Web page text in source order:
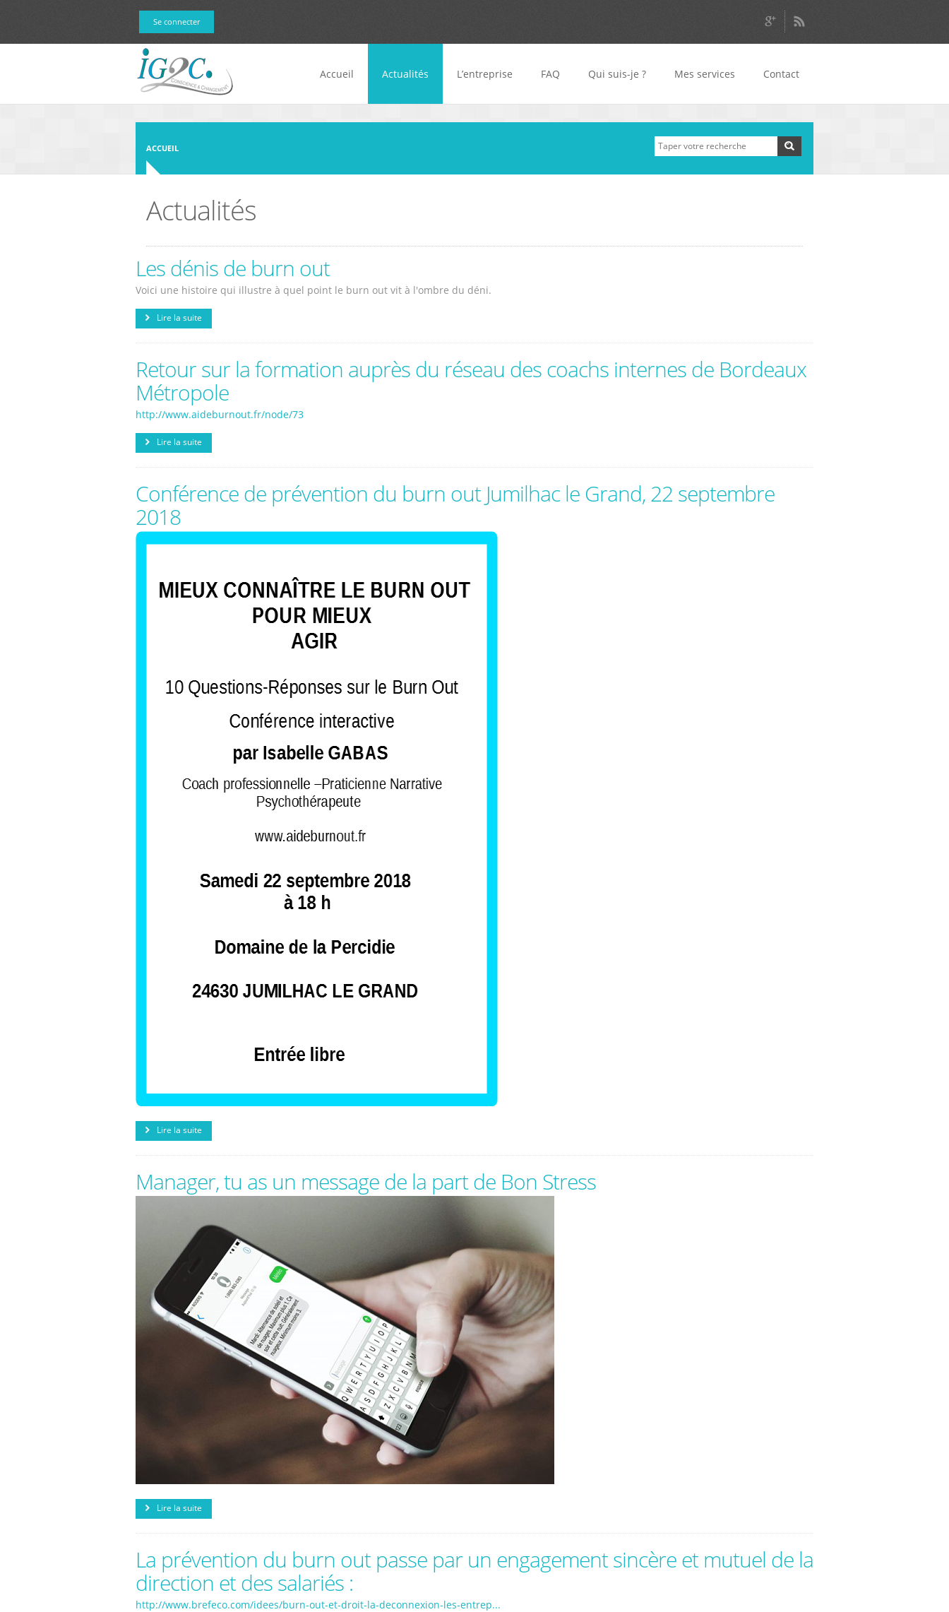
Se connecter
Accueil Actualités L’entreprise FAQ Qui suis-je ? Mes services Contact
ACCUEIL Formulaire de
Rechercher
Actualités
Les dénis de burn out
Voici une histoire qui illustre à quel point le burn out vit à l'ombre du déni.
Lire la suite
Retour sur la formation auprès du réseau des coachs internes de Bordeaux
Métropole
http://www.aideburnout.fr/node/73
Lire la suite
Conférence de prévention du burn out Jumilhac le Grand, 22 septembre
2018
Lire la suite
Manager, tu as un message de la part de Bon Stress
Lire la suite
La prévention du burn out passe par un engagement sincère et mutuel de la
direction et des salariés :
http://www.brefeco.com/idees/burn-out-et-droit-la-deconnexion-les-entrep...